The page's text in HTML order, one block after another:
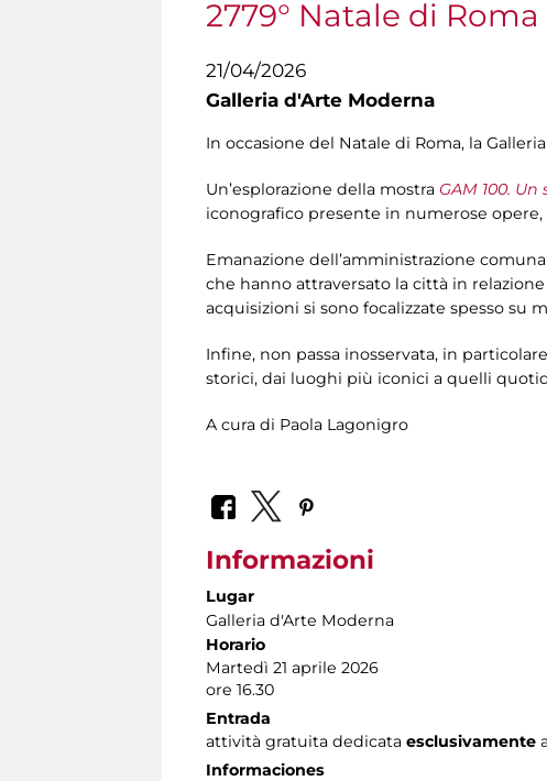
2779° Natale di Roma
21/04/2026
Galleria d'Arte Moderna
In occasione del Natale di Roma, la
Un’esplorazione della mostra GAM 100.
iconografico presente in numerose
Emanazione dell’amministrazione
che hanno attraversato la città in
acquisizioni si sono focalizzate spesso
Infine, non passa inosservata, in
storici, dai luoghi più iconici a quelli
A cura di Paola Lagonigro
Informazioni
Lugar
Galleria d'Arte Moderna
Horario
Martedì 21 aprile 2026
ore 16.30
Entrada
attività gratuita dedicata esclusivamente
Informaciones